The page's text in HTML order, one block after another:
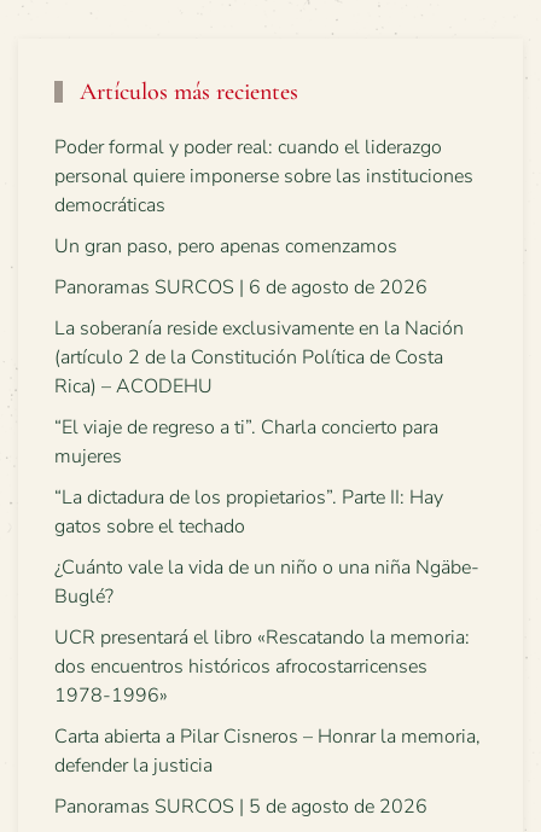
Artículos más recientes
Poder formal y poder real: cuando el liderazgo
personal quiere imponerse sobre las instituciones
democráticas
Un gran paso, pero apenas comenzamos
Panoramas SURCOS | 6 de agosto de 2026
La soberanía reside exclusivamente en la Nación
(artículo 2 de la Constitución Política de Costa
Rica) – ACODEHU
“El viaje de regreso a ti”. Charla concierto para
mujeres
“La dictadura de los propietarios”. Parte II: Hay
gatos sobre el techado
¿Cuánto vale la vida de un niño o una niña Ngäbe-
Buglé?
UCR presentará el libro «Rescatando la memoria:
dos encuentros históricos afrocostarricenses
1978-1996»
Carta abierta a Pilar Cisneros – Honrar la memoria,
defender la justicia
Panoramas SURCOS | 5 de agosto de 2026